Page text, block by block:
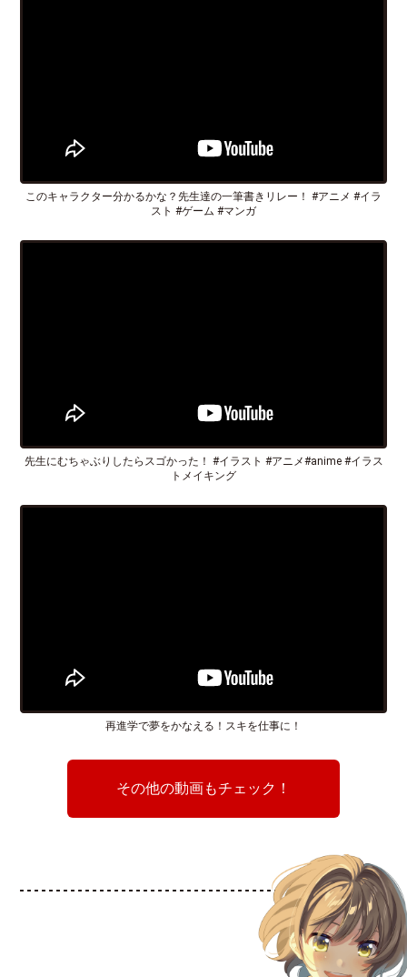
このキャラクター分かるかな？先生達の一筆書きリレー！ #アニメ #イラ
スト #ゲーム #マンガ
先生にむちゃぶりしたらスゴかった！ #イラスト #アニメ#anime #イラス
トメイキング
再進学で夢をかなえる！スキを仕事に！
その他の動画もチェック！